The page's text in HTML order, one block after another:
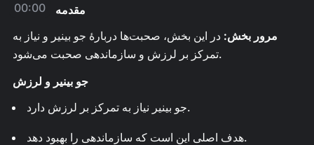
00:00
مقدمه
مرور بخش: در این بخش، صحبت‌ها دربارهٔ جو بینیر و نیاز به
تمرکز بر لرزش و سازماندهی صحبت می‌شود.
جو بینیر و لرزش
جو بینیر نیاز به تمرکز بر لرزش دارد.
هدف اصلی این است که سازماندهی را بهبود دهد.